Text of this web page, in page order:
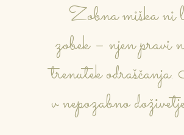
Zobna miška ni
zobek – njen pravi
trenutek
v nepozabno